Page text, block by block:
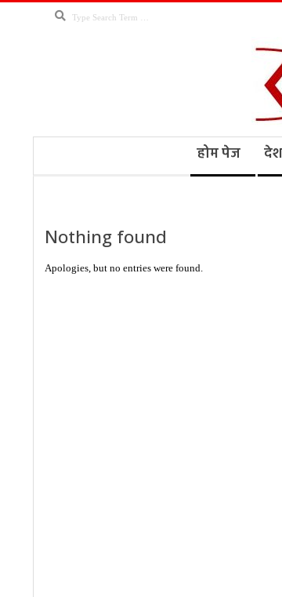
Search
होम पेज देश
Nothing found
Apologies, but no entries were found.